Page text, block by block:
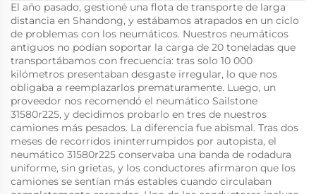
El año pasado, gestioné una flota de transporte de larga
distancia en Shandong, y estábamos atrapados en un ciclo
de problemas con los neumáticos. Nuestros neumáticos
antiguos no podían soportar la carga de 20 toneladas que
transportábamos con frecuencia: tras solo 10 000
kilómetros presentaban desgaste irregular, lo que nos
obligaba a reemplazarlos prematuramente. Luego, un
proveedor nos recomendó el neumático Sailstone
31580r225, y decidimos probarlo en tres de nuestros
camiones más pesados. La diferencia fue abismal. Tras dos
meses de recorridos ininterrumpidos por autopista, el
neumático 31580r225 conservaba una banda de rodadura
uniforme, sin grietas, y los conductores afirmaron que los
camiones se sentían más estables cuando circulaban